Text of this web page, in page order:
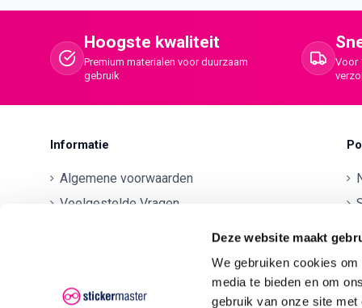
Deze website maakt
We gebruiken cookies
media te bieden en om
gebruik van onze site
Hoogste kwaliteit
Premium materialen voor duurzaam
gebruik
Voor
Informatie
Algemene voorwaarden
Veelgestelde Vragen
Klachten